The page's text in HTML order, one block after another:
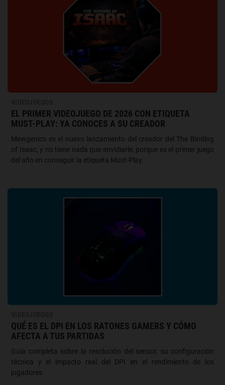
EL PRIMER VIDEOJUEGO DE 2026 CON ETIQUETA
MUST-PLAY: YA CONOCES A SU CREADOR
Mewgenics es el nuevo lanzamiento del creador del The Binding
of Isaac, y no tiene nada que envidiarle, porque es el primer juego
del año en conseguir la etiqueta Must-Play.
QUÉ ES EL DPI EN LOS RATONES GAMERS Y CÓMO
AFECTA A TUS PARTIDAS
Guía completa sobre la resolución del sensor, su configuración
técnica y el impacto real del DPI en el rendimiento de los
jugadores.